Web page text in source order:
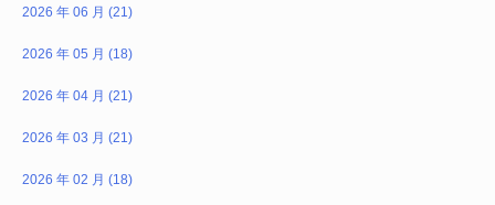
2026 年 06 月 (21)
2026 年 05 月 (18)
2026 年 04 月 (21)
2026 年 03 月 (21)
2026 年 02 月 (18)